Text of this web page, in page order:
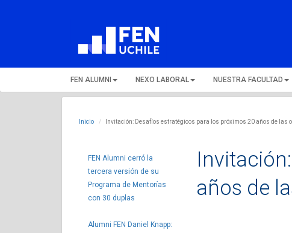
FEN ALUMNI NEXO LABORAL NUESTRA FACULTAD
Inicio Invitación: Desafíos estratégicos para los próximos 20 años de las
FEN Alumni cerró la
tercera versión de su
Programa de Mentorías
con 30 duplas
Alumni FEN Daniel Knapp:
años de